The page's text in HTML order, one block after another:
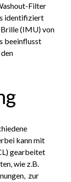
Filter
identifiziert
Brille (IMU) von
beeinflusst
kann mit
gearbeitet
wie z.B.
zur